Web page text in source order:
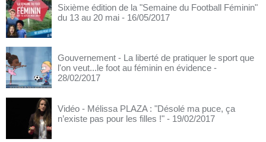
Sixième édition de la "Semaine du Football Féminin"
du 13 au 20 mai - 16/05/2017
Gouvernement - La liberté de pratiquer le sport que
l'on veut...le foot au féminin en évidence -
28/02/2017
Vidéo - Mélissa PLAZA : "Désolé ma puce, ça
n’existe pas pour les filles !" - 19/02/2017